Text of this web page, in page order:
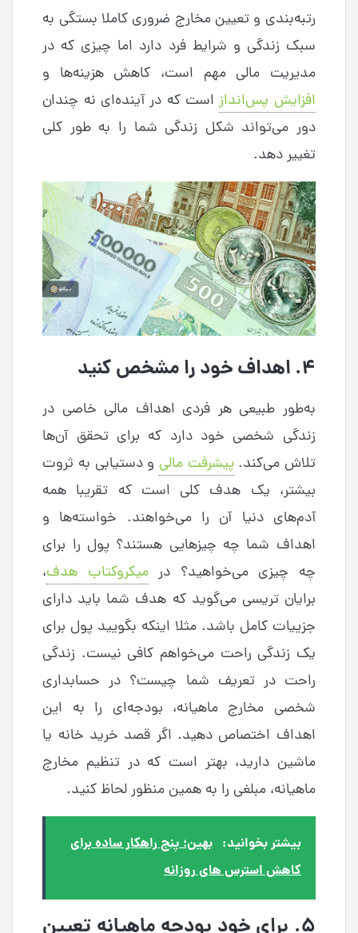
رتبه‌بندی و تعیین مخارج ضروری کاملا بستگی به
سبک زندگی و شرایط فرد دارد اما چیزی که در
مدیریت مالی مهم است، کاهش هزینه‌ها و
افزایش پس‌اندازاست که در آینده‌ای نه چندان
دور می‌تواند شکل زندگی شما را به طور کلی
تغییر دهد.
۴. اهداف خود را مشخص کنید
به‌طور طبیعی هر فردی اهداف مالی خاصی در
زندگی شخصی خود دارد که برای تحقق آن‌ها
تلاش می‌کند.پیشرفت مالی و دستیابی به ثروت
بیشتر، یک هدف کلی است که تقریبا همه
آدم‌های دنیا آن را می‌خواهند. خواسته‌ها و
اهداف شما چه چیزهایی هستند؟ پول را برای
چه چیزی می‌خواهید؟ درمیکروکتاب هدف،
برایان تریسی می‌گوید که هدف شما باید دارای
جزییات کامل باشد. مثلا اینکه بگویید پول برای
یک زندگی راحت می‌خواهم کافی نیست. زندگی
راحت در تعریف شما چیست؟ در حسابداری
شخصی مخارج ماهیانه، بودجه‌‌ای را به این
اهداف اختصاص دهید. اگر قصد خرید خانه یا
ماشین دارید، بهتر است که در تنظیم مخارج
ماهیانه، مبلغی را به همین منظور لحاظ کنید.
بیشتر بخوانید: بهین؛ پنج راهکار ساده برای
کاهش استرس های روزانه